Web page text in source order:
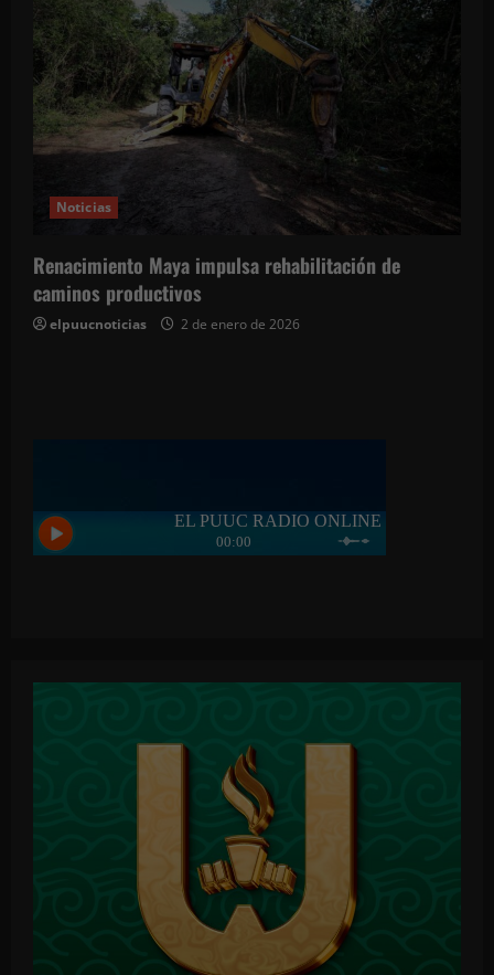
Noticias
Renacimiento Maya impulsa rehabilitación de
caminos productivos
elpuucnoticias 2 de enero de 2026